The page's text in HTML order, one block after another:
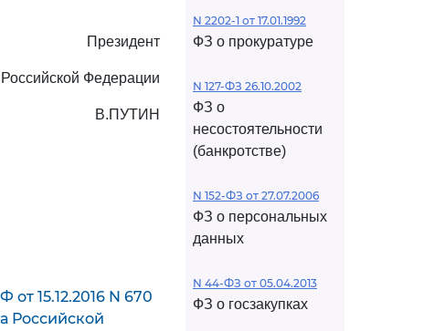
Президент
Российской Федерации
В.ПУТИН
15.12.2016 N 670
Российской
N 2202-1 от 17.01.1992
ФЗ о прокуратуре
N 127-ФЗ 26.10.2002
ФЗ о
несостоятельности
(банкротстве)
N 152-ФЗ от 27.07.2006
ФЗ о персональных
данных
N 44-ФЗ от 05.04.2013
ФЗ о госзакупках